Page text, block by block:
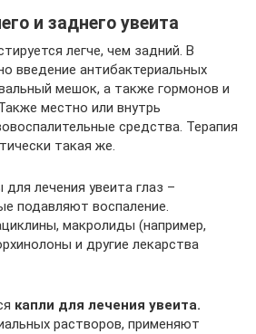
и заднего увеита
легче, чем задний. В
введение антибактериальных
мешок, а также гормонов и
местно или внутрь
средства. Терапия
такая же.
лечения увеита глаз –
подавляют воспаление.
макролиды (например,
и другие лекарства
капли для лечения увеита.
растворов, применяют